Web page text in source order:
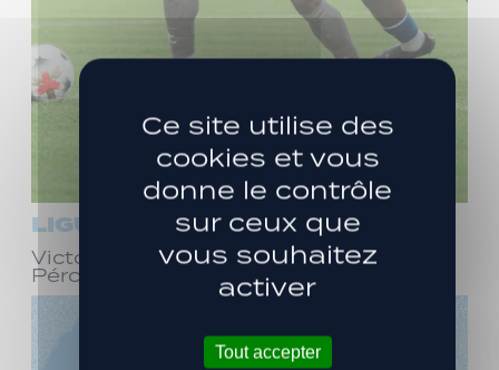
LIGUE 3
Victoire face à Bourg-en-Bresse
Péronnas (1-0)
Ce site utilise des
cookies et vous
donne le contrôle
sur ceux que
vous souhaitez
activer
Tout accepter